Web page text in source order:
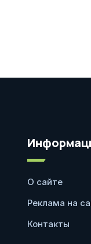
О сайте
Реклама на
Контакты